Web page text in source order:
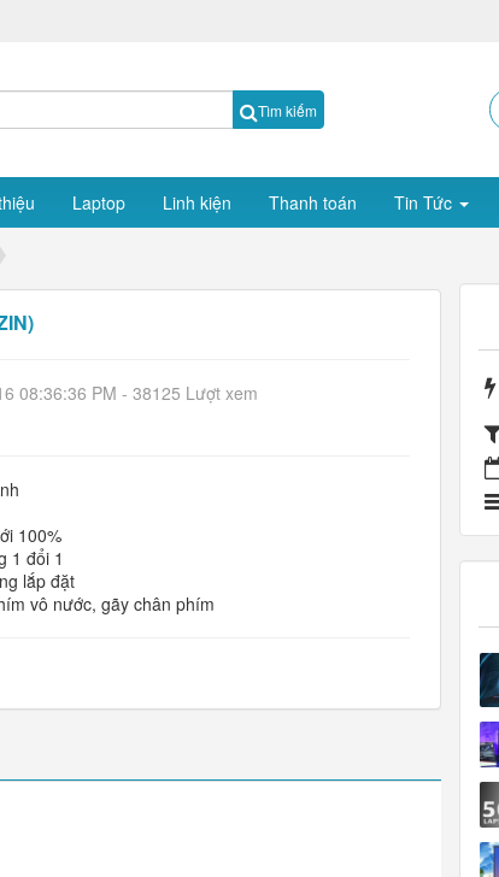
Tìm kiếm
Laptop Linh kiện Thanh toán Tin Tức
08:36:36 PM - 38125 Lượt xem
100%
1 đổi 1
lắp đặt
vô nước, gãy chân phím